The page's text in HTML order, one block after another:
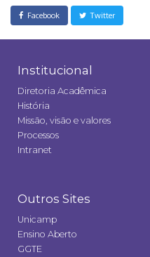
Facebook Twitter
Institucional
Diretoria Acadêmica
História
Missão, visão e valores
Processos
Intranet
Outros Sites
Unicamp
Ensino Aberto
GGTE